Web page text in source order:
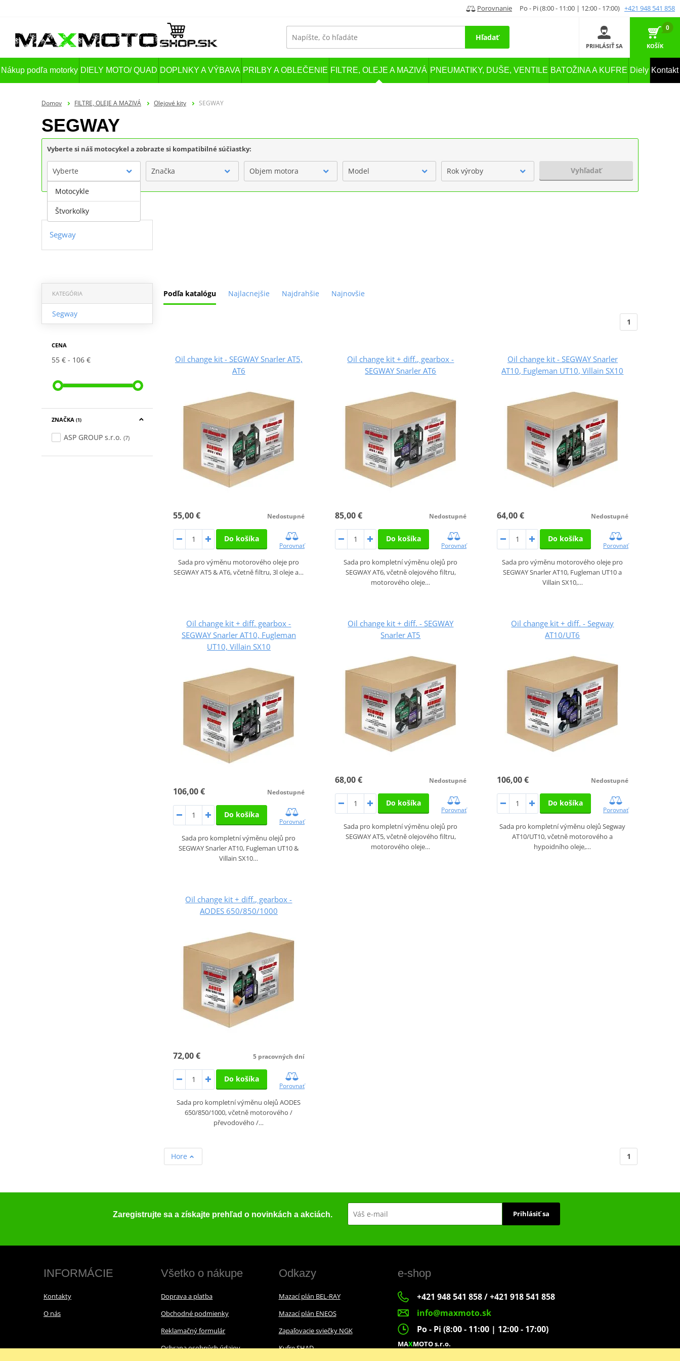
Porovnanie Po - Pi (8:00 - 11:00 | 12:00 - 17:00) +421 948 541 858
Hľadať
PRIHLÁSIŤ SA
0
KOŠÍK
Nákup podľa motorky DIELY MOTO/ QUAD DOPLNKY A VÝBAVA PRILBY A OBLEČENIE FILTRE, OLEJE A MAZIVÁ PNEUMATIKY, DUŠE, VENTILE BATOŽINA A KUFRE Diely Kontakt
Domov FILTRE, OLEJE A MAZIVÁ Olejové kity SEGWAY
SEGWAY
Vyberte si náš motocykel a zobrazte si kompatibilné súčiastky:
Vyberte Značka Objem motora Model Rok výroby Vyhľadať
Segway
Podľa katalógu Najlacnejšie Najdrahšie Najnovšie
KATEGÓRIA
Segway
CENA
55 € 106 €
ZNAČKA (1)
ASP GROUP s.r.o. (7)
1
Oil change kit - SEGWAY Snarler AT5,
AT6
55,00 € Nedostupné
Do košíka
Porovnať
Sada pro výměnu motorového oleje pro
SEGWAY AT5 & AT6, včetně filtru, 3l oleje a…
Oil change kit + diff., gearbox -
SEGWAY Snarler AT6
85,00 € Nedostupné
Do košíka
Porovnať
Sada pro kompletní výměnu olejů pro
SEGWAY AT6, včetně olejového filtru,
motorového oleje…
Oil change kit - SEGWAY Snarler
AT10, Fugleman UT10, Villain SX10
64,00 € Nedostupné
Do košíka
Porovnať
Sada pro výměnu motorového oleje pro
SEGWAY Snarler AT10, Fugleman UT10 a
Villain SX10,…
Oil change kit + diff. gearbox -
SEGWAY Snarler AT10, Fugleman
UT10, Villain SX10
106,00 € Nedostupné
Do košíka
Porovnať
Sada pro kompletní výměnu olejů pro
SEGWAY Snarler AT10, Fugleman UT10 &
Villain SX10…
Oil change kit + diff. - SEGWAY
Snarler AT5
68,00 € Nedostupné
Do košíka
Porovnať
Sada pro kompletní výměnu olejů pro
SEGWAY AT5, včetně olejového filtru,
motorového oleje…
Oil change kit + diff. - Segway
AT10/UT6
106,00 € Nedostupné
Do košíka
Porovnať
Sada pro kompletní výměnu olejů Segway
AT10/UT10, včetně motorového a
hypoidního oleje,…
Oil change kit + diff., gearbox -
AODES 650/850/1000
72,00 € 5 pracovných dní
Do košíka
Porovnať
Sada pro kompletní výměnu olejů AODES
650/850/1000, včetně motorového /
převodového /…
1
Hore
Zaregistrujte sa a získajte prehľad o novinkách a akciách. Prihlásiť sa
INFORMÁCIE
Kontakty
O nás
Všetko o nákupe
Doprava a platba
Obchodné podmienky
Reklamačný formulár
Ochrana osobných údajov
Odkazy
Mazací plán BEL-RAY
Mazací plán ENEOS
Zapaľovacie sviečky NGK
Kufre SHAD
e-shop
+421 948 541 858 / +421 918 541 858
info@maxmoto.sk
Po - Pi (8:00 - 11:00 | 12:00 - 17:00)
MAXMOTO s.r.o.
Motocykle
Štvorkolky